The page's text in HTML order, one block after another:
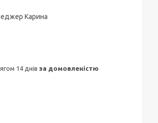
Карина
14 днів за домовленістю